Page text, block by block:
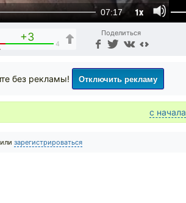
07:17 1x
+3
4
Поделиться
без рекламы! Отключить рекламу
с начала
или зарегистрироваться